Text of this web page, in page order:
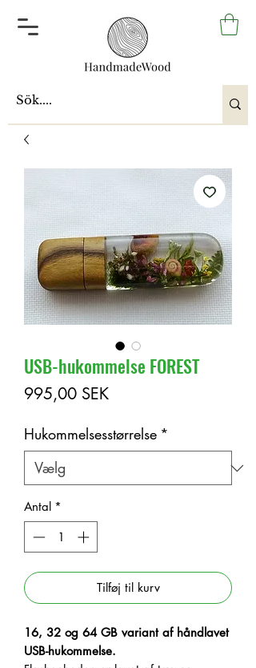
USB-hukommelse FOREST
995,00 SEKPris
Hukommelsesstørrelse *
Antal *
Tilføj til kurv
16, 32 og 64 GB variant af håndlavet
USB-hukommelse.